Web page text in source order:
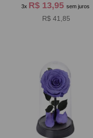
3x R$ 13,95 sem juros
R$ 41,85